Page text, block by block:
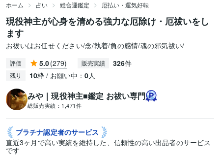
ホーム 占い 総合運鑑定 厄払い・運気好転
現役神主が心身を清める強力な厄除け・厄祓いをし
ます
お祓いはお任せください/念/執着/負の感情/魂の邪気祓い/
評価 5.0(279) 販売実績 326件
残り 10枠 / お願い中： 0人
みや｜現役神主■鑑定 お祓い専門
総販売実績： 1,471件
プラチナ認定者のサービス
直近3ヶ月で高い実績を維持した、信頼性の高い出品者のサービス
です